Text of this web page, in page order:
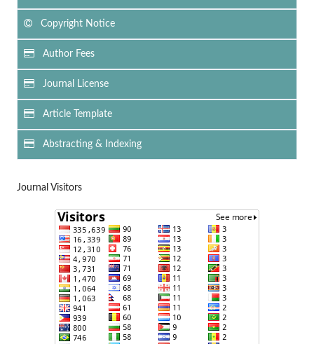
Copyright Notice
Author Fees
Journal License
Article Template
Abstracting & Indexing
Journal Visitors